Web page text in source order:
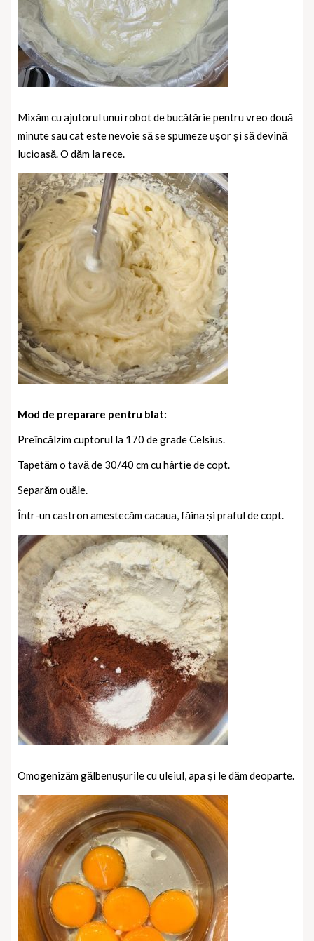
Mixăm cu ajutorul unui robot de bucătărie pentru vreo două
minute sau cat este nevoie să se spumeze ușor și să devină
lucioasă. O dăm la rece.
Mod de preparare pentru blat:
Preîncălzim cuptorul la 170 de grade Celsius.
Tapetăm o tavă de 30/40 cm cu hârtie de copt.
Separăm ouăle.
Într-un castron amestecăm cacaua, făina și praful de copt.
Omogenizăm gălbenușurile cu uleiul, apa și le dăm deoparte.